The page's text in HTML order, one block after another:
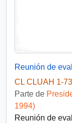
CL CLUAH 1-
Parte de
1994)
Reunión de